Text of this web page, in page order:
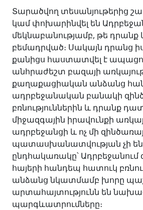
Տարածվող տեսանյութերից
կամ փոխարինվել են
մեկնաբանությամբ, թե դրանք
բեմադրված։ Սակայն դրանց
քանիցս հաստատվել է
անհրաժեշտ բազայի
քաղաքացիական անձանց
ադրբեջանական բանակի
բռնություններին և դրանք
միջազգային իրավունքի
ադրբեջանցի և ոչ մի
պատասխանատվության չի
ընդհակառակը՝ Ադրբեջանում
հայերի հանդեպ հատուկ
անձանց նկատմամբ խորը
արտահայտությունն են
պարգևատրումները։